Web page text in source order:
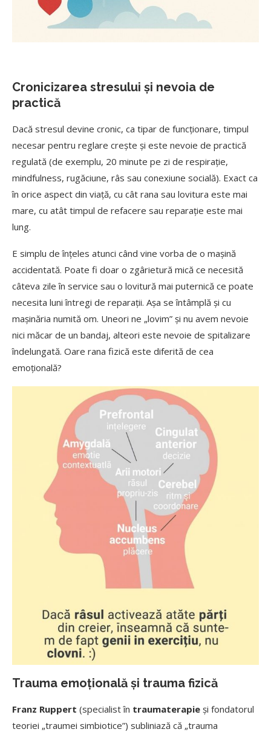
Cronicizarea stresului și nevoia de
practică
Dacă stresul devine cronic, ca tipar de funcționare, timpul
necesar pentru reglare crește și este nevoie de practică
regulată (de exemplu, 20 minute pe zi de respirație,
mindfulness, rugăciune, râs sau conexiune socială). Exact ca
în orice aspect din viață, cu cât rana sau lovitura este mai
mare, cu atât timpul de refacere sau reparație este mai
lung.
E simplu de înțeles atunci când vine vorba de o mașină
accidentată. Poate fi doar o zgârietură mică ce necesită
câteva zile în service sau o lovitură mai puternică ce poate
necesita luni întregi de reparații. Așa se întâmplă și cu
mașinăria numită om. Uneori ne „lovim” și nu avem nevoie
nici măcar de un bandaj, alteori este nevoie de spitalizare
îndelungată. Oare rana fizică este diferită de cea
emoțională?
Trauma emoțională și trauma fizică
Franz Ruppert (specialist în traumaterapie și fondatorul
teoriei „traumei simbiotice”) subliniază că „trauma